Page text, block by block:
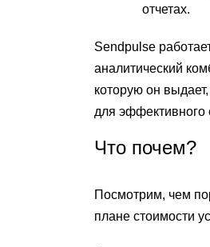
отчетах.
Sendpulse
аналитический
которую он
для эффективного
Что почем?
Посмотрим, чем
плане стоимости